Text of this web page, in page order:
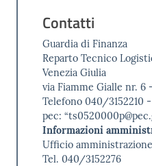
Contatti
Guardia di Finanza
Reparto Tecnico
Venezia Giulia
via Fiamme Gialle nr. 6
Telefono 040/3152210
pec:
Informazioni
Ufficio
Tel. 040/3152276